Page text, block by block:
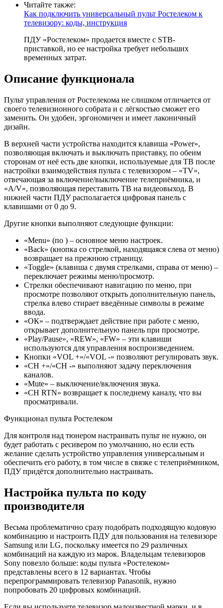
Читайте также:
Как подключить универсальный пульт Ростелеком к
телевизору: коды, инструкция
ПДУ «Ростелеком» продается вместе с STB-
приставкой, но ее настройка требует небольших
временных затрат.
Описание функционала
Пульт управления от Ростелекома не слишком отличается от
своего телевизионного собрата и с лёгкостью сможет его
заменить. Он удобен, эргономичен и имеет лаконичный
дизайн.
В верхней части устройства находится клавиша «Power»,
позволяющая включать и выключать приставку, по обеим
сторонам от неё есть две кнопки, используемые для ТВ после
настройки взаимодействия пульта с телевизором – «TV»,
отвечающая за включение/выключение телеприёмника, и
«A/V», позволяющая переставить ТВ на видеовыход. В
нижней части ПДУ располагается цифровая панель с
клавишами от 0 до 9.
Другие кнопки выполняют следующие функции:
«Menu» (по ) – основное меню настроек.
«Back» (кнопка со стрелкой, находящаяся слева от меню)
возвращает на прежнюю страницу.
«Toggle» (клавиша с двумя стрелками, справа от меню) –
переключает режимы меню/просмотр.
Стрелки обеспечивают навигацию по меню, при
просмотре позволяют открыть дополнительную панель,
стрелка влево стирает введённые символы в режиме
ввода.
«ОК» – подтверждает действие при работе с меню,
открывает дополнительную панель при просмотре.
«Play/Pause», «REW», «FW» – эти клавиши
используются для управления воспроизведением.
Кнопки «VOL +»/«VOL -» позволяют регулировать звук.
«CH +»/«CH -» выполняют задачу переключения
каналов.
«Mute» – выключение/включения звука.
«CH RTN» возвращает к последнему каналу, что вы
просматривали.
Функционал пульта Ростелеком
Для контроля над тюнером настраивать пульт не нужно, он
будет работать с ресивером по умолчанию, но если есть
желание сделать устройство управления универсальным и
обеспечить его работу, в том числе в связке с телеприёмником,
ПДУ придётся дополнительно настраивать.
Настройка пульта по коду
производителя
Весьма проблематично сразу подобрать подходящую кодовую
комбинацию и настроить ПДУ для пользования на телевизоре
Samsung или LG, поскольку имеется по 29 различных
комбинаций на каждую из марок. Владельцам телевизоров
Sonу повезло больше: коды пульта «Ростелеком»
представлены всего в 12 вариантах. Чтобы
перепрограммировать телевизор Panasonik, нужно
попробовать 20 цифровых комбинаций.